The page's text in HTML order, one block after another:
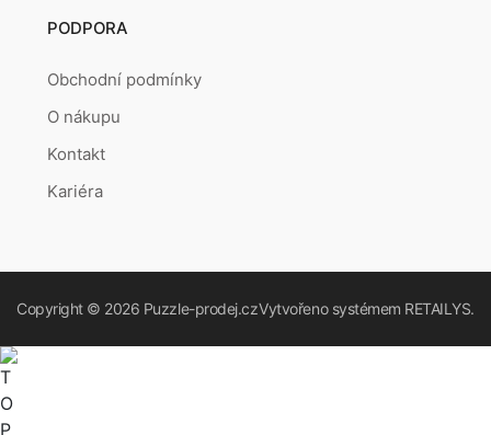
PODPORA
Obchodní podmínky
O nákupu
Kontakt
Kariéra
Copyright © 2026 Puzzle-prodej.czVytvořeno systémem RETAILYS.